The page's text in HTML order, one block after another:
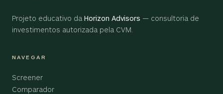
Projeto educativo da Horizon Advisors — consultoria de
investimentos autorizada pela CVM.
NAVEGAR
Screener
Comparador